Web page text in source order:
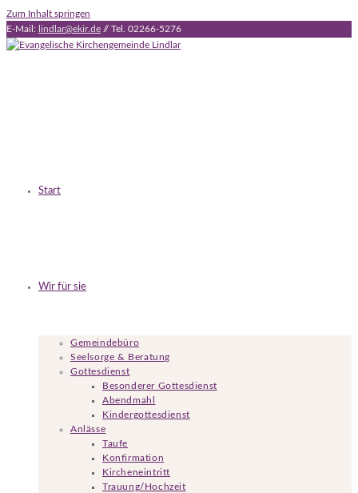
Zum Inhalt springen
E-Mail: lindlar@ekir.de // Tel. 02266-5276
Start
Wir für sie
Gemeindebüro
Seelsorge & Beratung
Gottesdienst
Besonderer Gottesdienst
Abendmahl
Kindergottesdienst
Anlässe
Taufe
Konfirmation
Kircheneintritt
Trauung/Hochzeit